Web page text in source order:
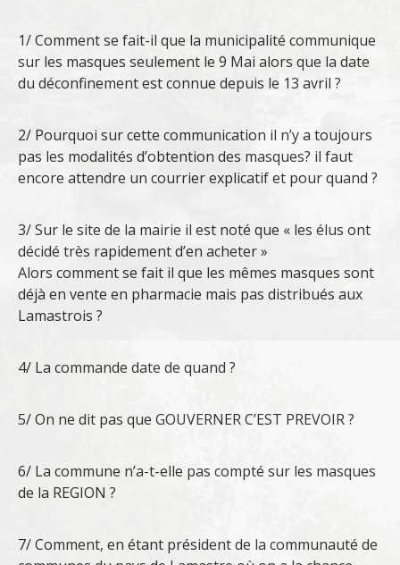
1/ Comment se fait-il que la municipalité communique
sur les masques seulement le 9 Mai alors que la date
du déconfinement est connue depuis le 13 avril ?
2/ Pourquoi sur cette communication il n’y a toujours
pas les modalités d’obtention des masques? il faut
encore attendre un courrier explicatif et pour quand ?
3/ Sur le site de la mairie il est noté que « les élus ont
décidé très rapidement d’en acheter »
Alors comment se fait il que les mêmes masques sont
déjà en vente en pharmacie mais pas distribués aux
Lamastrois ?
4/ La commande date de quand ?
5/ On ne dit pas que GOUVERNER C’EST PREVOIR ?
6/ La commune n’a-t-elle pas compté sur les masques
de la REGION ?
7/ Comment, en étant président de la communauté de